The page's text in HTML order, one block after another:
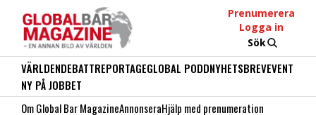
Prenumerera
Logga in
Sök
VÄRLDENDEBATTREPORTAGEGLOBAL PODDNYHETSBREVEVENT
NY PÅ JOBBET
Om Global Bar MagazineAnnonseraHjälp med prenumeration